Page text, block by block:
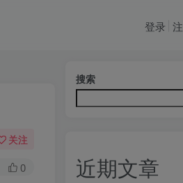
登录
关注
0
搜索
近期文章